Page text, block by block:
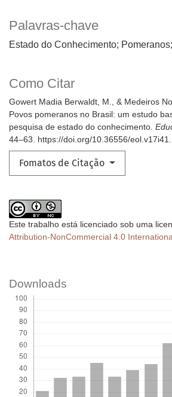
Palavras-chave
Estado do Conhecimento;
Como Citar
Gowert Madia Berwaldt, M., & Medeiros
Povos pomeranos no Brasil: um estudo
pesquisa de estado do conhecimento.
44–63. https://doi.org/10.36556/
Fomatos de Citação
Este trabalho está licenciado sob uma
Attribution-NonCommercial 4.0
Downloads